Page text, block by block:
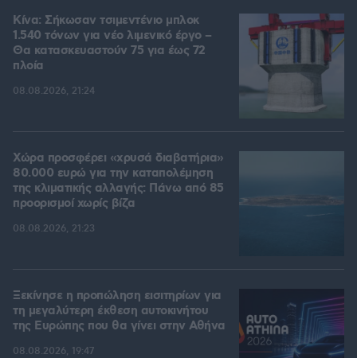
Κίνα: Σήκωσαν τσιμεντένιο μπλοκ
1.540 τόνων για νέο λιμενικό έργο –
Θα κατασκευαστούν 75 για έως 72
πλοία
08.08.2026, 21:24
Χώρα προσφέρει «χρυσά διαβατήρια»
80.000 ευρώ για την καταπολέμηση
της κλιματικής αλλαγής: Πάνω από 85
προορισμοί χωρίς βίζα
08.08.2026, 21:23
Ξεκίνησε η προπώληση εισιτηρίων για
τη μεγαλύτερη έκθεση αυτοκινήτου
της Ευρώπης που θα γίνει στην Αθήνα
08.08.2026, 19:47